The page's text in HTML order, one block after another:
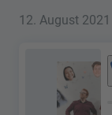
12. August 2021